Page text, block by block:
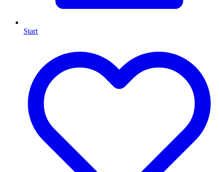
Start